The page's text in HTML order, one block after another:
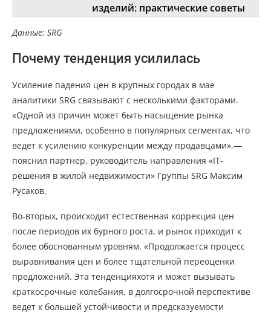
изделий: практические советы
Данные: SRG
Почему тенденция усилилась
Усиление падения цен в крупных городах в мае
аналитики SRG связывают с несколькими факторами.
«Одной из причин может быть насыщение рынка
предложениями, особенно в популярных сегментах, что
ведет к усилению конкуренции между продавцами»,—
пояснил партнер, руководитель направления «IT-
решения в жилой недвижимости» Группы SRG Максим
Русаков.
Во-вторых, происходит естественная коррекция цен
после периодов их бурного роста, и рынок приходит к
более обоснованным уровням. «Продолжается процесс
выравнивания цен и более тщательной переоценки
предложений. Эта тенденцияхотя и может вызывать
краткосрочные колебания, в долгосрочной перспективе
ведет к большей устойчивости и предсказуемости